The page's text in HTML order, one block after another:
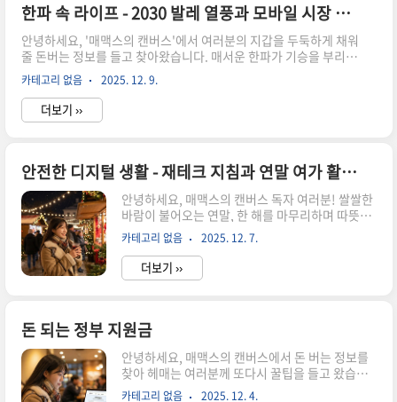
이가 벌어진다"는 현실은 가혹하게 느껴질 수 있습니다.하지만 걱
정하지 마십시오.오늘 저는 여러분이 이 장벽을 뛰어넘어 경제적 자
유를 향한 지름길을 걷도록 도울 것입니다.생성형 언어 모델 챗
GPT..
한파 속 라이프 - 2030 발레 열풍과 모바일 시장 동향
안녕하세요, '매맥스의 캔버스'에서 여러분의 지갑을 두둑하게 채워
줄 돈버는 정보를 들고 찾아왔습니다. 매서운 한파가 기승을 부리는
요즘, 차가운 바람만큼이나 빠르게 변화하는 트렌드 속에서 새로운
기회를 포착하는 것은 우리에게 필수적인 능력이 되었습니다. 오늘
은 실내 활동이 많아지는 겨울철, 2030 세대를 중심으로 뜨겁게 달
아오르고 있는 '발레 열풍'과 이 현상을 더욱 가속화하는 '모바일 시
움직임최근 뉴스를 보면, 전국 대부분 지역이 영하권에 머물며 아침
기온이 -8도에서 심지어 대관령은 -11도까지 떨어지는 등 매서운
추위가 연일 이어지고 있음을 알 수 있습니다. 하루아침에 ..
카테고리 없음 2025. 12. 9.
더보기 ››
안전한 디지털 생활 - 재테크 지침과 연말 여가 활용법
안녕하세요, 매맥스의 캔버스 독자 여러분! 쌀쌀한
바람이 불어오는 연말, 한 해를 마무리하며 따뜻하
고 안전한 시간을 보내고 계신가요? 오늘은 단순히
돈을 버는 것을 넘어, 우리의 소중한 자산을 지키고
풍요로운 삶을 영위하는 데 필수적인 '안전한 디지
털 생활'과 현명한 '재테크 지침', 그리고 소중한 사
상 속에서 어떻게 하면 우리의 돈과 정보를 안전하
게 지키고, 남은 한 해를 보람 있게 채워나갈 수 있
을지 함께 알아보시죠. 최근 디지털 환경은 우리에
게 무한한 편의를 제공하지만, 동시에 다양한 위험
에 노출시키기도 합니다. 특히 개인 정보 유출은 더
카테고리 없음 2025. 12. 7.
더보기 ››
돈 되는 정부 지원금
안녕하세요, 매맥스의 캔버스에서 돈 버는 정보를
찾아 헤매는 여러분께 또다시 꿀팁을 들고 왔습니
다!우리 삶에 든든한 버팀목이 되어줄 정부 지원금,
카테고리 없음 2025. 12. 4.